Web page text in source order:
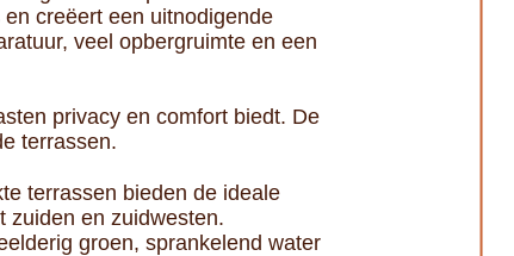
creëert een uitnodigende
veel opbergruimte en een
privacy en comfort biedt. De
terrassen.
terrassen bieden de ideale
zuiden en zuidwesten.
groen, sprankelend water